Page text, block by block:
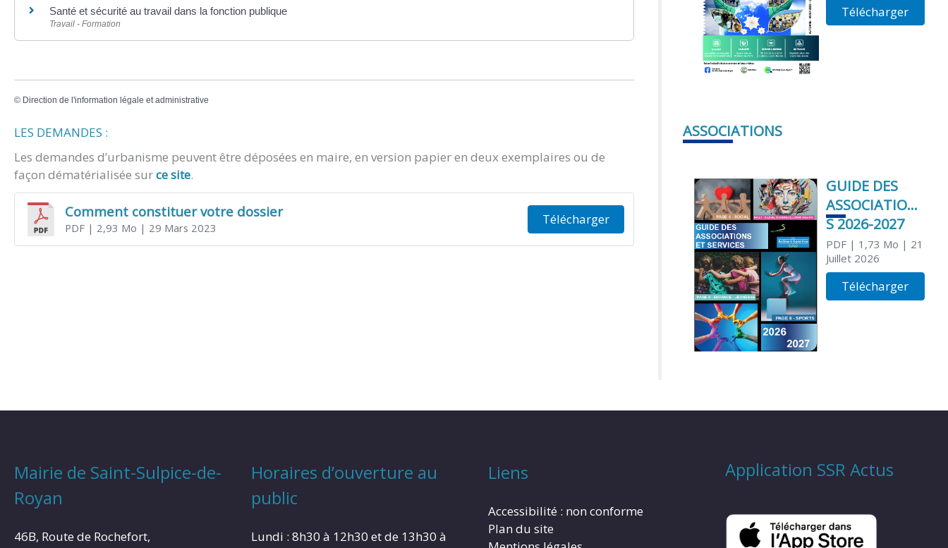
Santé et sécurité au travail dans la fonction publique
Travail - Formation
© Direction de l'information légale et administrative
LES DEMANDES :
Les demandes d’urbanisme peuvent être déposées en maire, en version papier en deux exemplaires ou de
façon dématérialisée surce site.
Comment constituer votre dossier
PDF| 2,93 Mo | 29 Mars 2023
Télécharger
Télécharger
ASSOCIATIONS
GUIDE DES
ASSOCIATION
S 2026-2027
PDF| 1,73 Mo | 21
Juillet 2026
Télécharger
Mairie de Saint-Sulpice-de-
Royan
46B, Route de Rochefort,
Horaires d’ouverture au
public
Lundi : 8h30 à 12h30 et de 13h30 à
Liens
Accessibilité : non conforme
Plan du site
Application SSR Actus